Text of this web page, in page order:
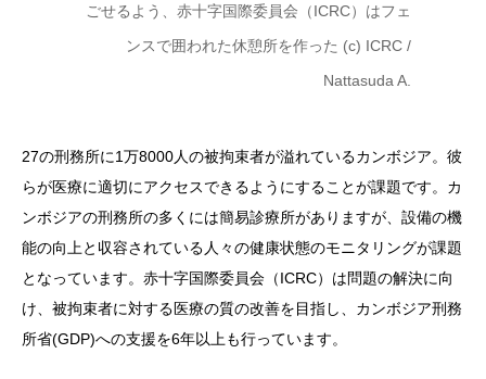
ごせるよう、赤十字国際委員会（ICRC）はフェ
ンスで囲われた休憩所を作った (c) ICRC /
Nattasuda A.
27の刑務所に1万8000人の被拘束者が溢れているカンボジア。彼
らが医療に適切にアクセスできるようにすることが課題です。カ
ンボジアの刑務所の多くには簡易診療所がありますが、設備の機
能の向上と収容されている人々の健康状態のモニタリングが課題
となっています。赤十字国際委員会（ICRC）は問題の解決に向
け、被拘束者に対する医療の質の改善を目指し、カンボジア刑務
所省(GDP)への支援を6年以上も行っています。